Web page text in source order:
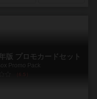
版 プロモカードセット
Promo Pack
6.5